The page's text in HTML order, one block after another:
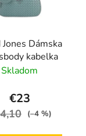
Jones Dámska
kabelka
Skladom
€23
(–4 %)